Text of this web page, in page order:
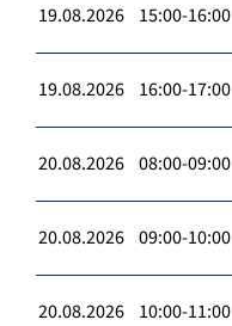
19.08.2026 15:00-16:00
19.08.2026 16:00-17:00
20.08.2026 08:00-09:00
20.08.2026 09:00-10:00
20.08.2026 10:00-11:00